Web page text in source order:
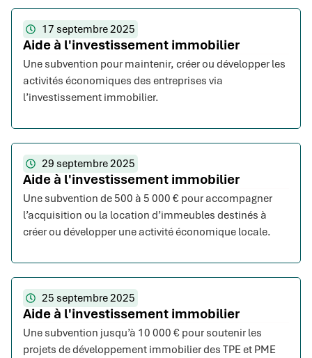
17 septembre 2025
Aide à l'investissement immobilier
Une subvention pour maintenir, créer ou développer les
activités économiques des entreprises via
l’investissement immobilier.
29 septembre 2025
Aide à l'investissement immobilier
Une subvention de 500 à 5 000 € pour accompagner
l’acquisition ou la location d’immeubles destinés à
créer ou développer une activité économique locale.
25 septembre 2025
Aide à l'investissement immobilier
Une subvention jusqu’à 10 000 € pour soutenir les
projets de développement immobilier des TPE et PME